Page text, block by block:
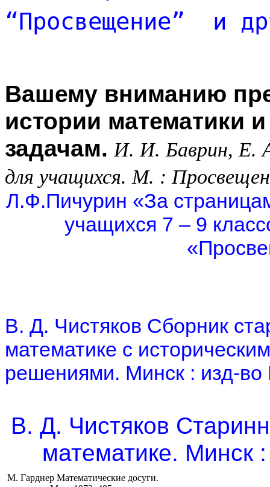
“Просвещение”  и
Вашему вниманию
истории математики
задачам. И. И. Баврин, Е.
для учащихся. М. :
Л.Ф.Пичурин «За
учащихся 7 – 9
В. Д. Чистяков Сборник
математике с
решениями. Минск : изд-
В. Д. Чистяков
математике.
М. Гарднер Математические досуги.